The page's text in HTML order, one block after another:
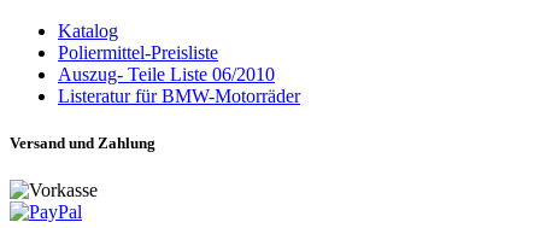
Katalog
Poliermittel-Preisliste
Auszug- Teile Liste 06/2010
Listeratur für BMW-Motorräder
Versand und Zahlung